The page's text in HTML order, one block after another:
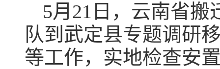
5月21日，云南省
队到武定县专题调研
等工作，实地检查安